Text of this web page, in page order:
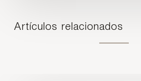
Artículos relacionados